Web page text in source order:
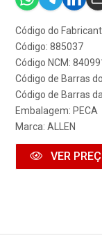
Código do
Código: 885037
Código NCM:
Código de Barras
Código de Barras
Embalagem: PECA
Marca: ALLEN
VER